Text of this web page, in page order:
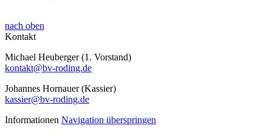
nach oben
Kontakt
Michael Heuberger (1. Vorstand)
kontakt@bv-roding.de
Johannes Hornauer (Kassier)
kassier@bv-roding.de
Informationen Navigation überspringen